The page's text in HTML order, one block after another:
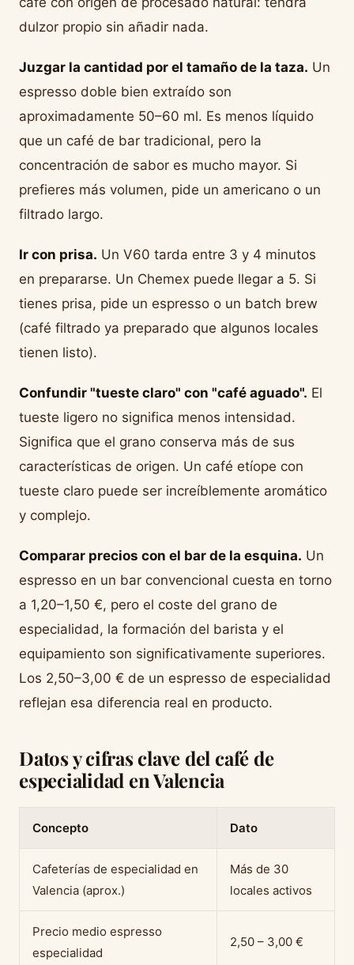
dulzor propio sin añadir nada.
Juzgar la cantidad por el tamaño de la taza. Un
espresso doble bien extraído son
aproximadamente 50–60 ml. Es menos líquido
que un café de bar tradicional, pero la
concentración de sabor es mucho mayor. Si
prefieres más volumen, pide un americano o un
filtrado largo.
Ir con prisa. Un V60 tarda entre 3 y 4 minutos
en prepararse. Un Chemex puede llegar a 5. Si
tienes prisa, pide un espresso o un batch brew
(café filtrado ya preparado que algunos locales
tienen listo).
Confundir "tueste claro" con "café aguado". El
tueste ligero no significa menos intensidad.
Significa que el grano conserva más de sus
características de origen. Un café etíope con
tueste claro puede ser increíblemente aromático
y complejo.
Comparar precios con el bar de la esquina. Un
espresso en un bar convencional cuesta en torno
a 1,20–1,50 €, pero el coste del grano de
especialidad, la formación del barista y el
equipamiento son significativamente superiores.
Los 2,50–3,00 € de un espresso de especialidad
reflejan esa diferencia real en producto.
Datos y cifras clave del café de
especialidad en Valencia
Concepto Dato
Cafeterías de especialidad en
Valencia (aprox.)
Más de 30
locales activos
Precio medio espresso
especialidad
2,50 – 3,00 €